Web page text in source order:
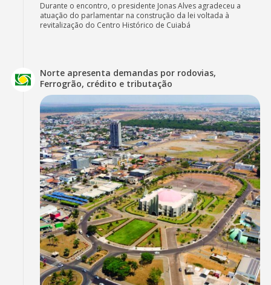
Durante o encontro, o presidente Jonas Alves agradeceu a
atuação do parlamentar na construção da lei voltada à
revitalização do Centro Histórico de Cuiabá
Norte apresenta demandas por rodovias,
Ferrogrão, crédito e tributação